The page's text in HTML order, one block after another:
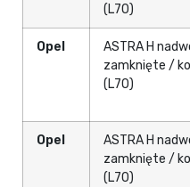
(L70)
Opel
ASTRA H
zamknięte /
(L70)
Opel
ASTRA H
zamknięte /
(L70)